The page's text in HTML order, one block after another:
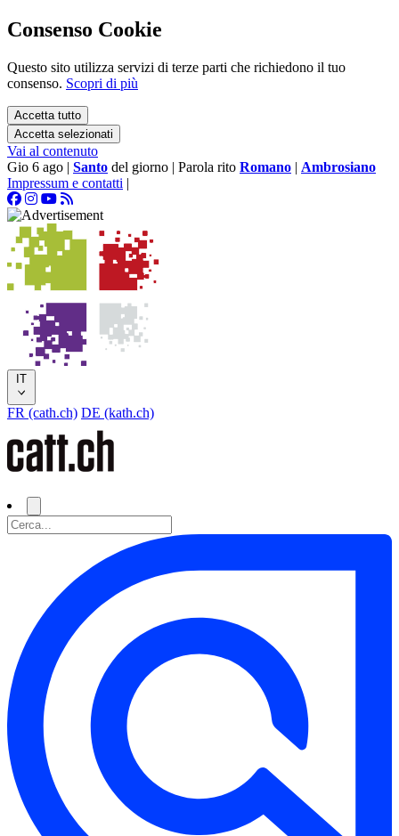
Consenso Cookie
Questo sito utilizza servizi di terze parti che richiedono il tuo
consenso. Scopri di più
Accetta tutto
Accetta selezionati
Vai al contenuto
Gio 6 ago | Santo del giorno | Parola rito Romano | Ambrosiano
Impressum e contatti |
IT
FR (cath.ch) DE (kath.ch)